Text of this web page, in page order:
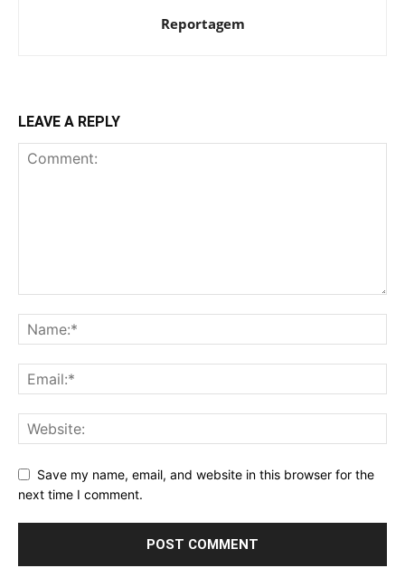
Reportagem
LEAVE A REPLY
Save my name, email, and website in this browser for the
next time I comment.